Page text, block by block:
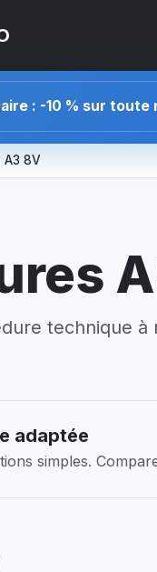
: -10 % sur
A3 8V
technique
adaptée
simples.